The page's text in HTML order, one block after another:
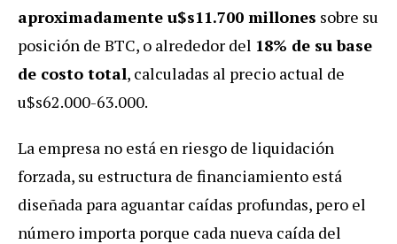
aproximadamente u$s11.700 millones sobre su
posición de BTC, o alrededor del 18% de su base
de costo total, calculadas al precio actual de
u$s62.000-63.000.
La empresa no está en riesgo de liquidación
forzada, su estructura de financiamiento está
diseñada para aguantar caídas profundas, pero el
número importa porque cada nueva caída del